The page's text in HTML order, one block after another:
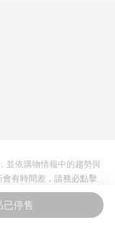
已停售
並依購物情報中的趨勢與
有時間差，請務必點擊
切資訊以合作廠商網頁為